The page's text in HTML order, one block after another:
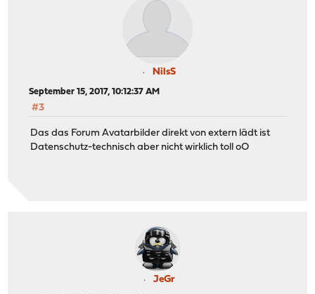
NilsS
September 15, 2017, 10:12:37 AM
#3
Das das Forum Avatarbilder direkt von extern lädt ist
Datenschutz-technisch aber nicht wirklich toll oO
JeGr